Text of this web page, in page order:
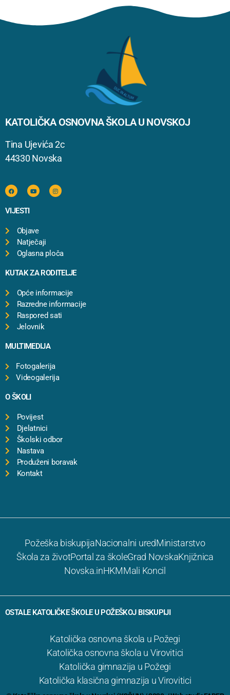
KATOLIČKA OSNOVNA ŠKOLA U NOVSKOJ
Tina Ujevića 2c
44330 Novska
VIJESTI
Objave
Natječaji
Oglasna ploča
KUTAK ZA RODITELJE
Opće informacije
Razredne informacije
Raspored sati
Jelovnik
MULTIMEDIJA
Fotogalerija
Videogalerija
O ŠKOLI
Povijest
Djelatnici
Školski odbor
Nastava
Produženi boravak
Kontakt
Požeška biskupijaNacionalni uredMinistarstvo
Škola za životPortal za školeGrad NovskaKnjižnica
Novska.inHKMMali Koncil
OSTALE KATOLIČKE ŠKOLE U POŽEŠKOJ BISKUPIJI
Katolička osnovna škola u Požegi
Katolička osnovna škola u Virovitici
Katolička gimnazija u Požegi
Katolička klasična gimnazija u Virovitici